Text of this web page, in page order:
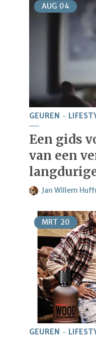
AUG 04
GEUREN
Een gids
van een
Jan Willem
MRT 20
GEUREN